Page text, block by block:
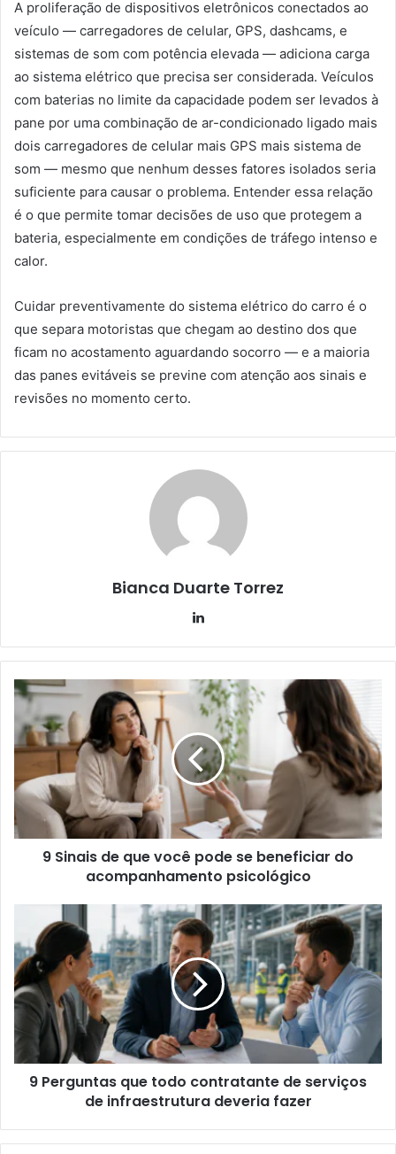
A proliferação de dispositivos eletrônicos conectados ao
veículo — carregadores de celular, GPS, dashcams, e
sistemas de som com potência elevada — adiciona carga
ao sistema elétrico que precisa ser considerada. Veículos
com baterias no limite da capacidade podem ser levados à
pane por uma combinação de ar-condicionado ligado mais
dois carregadores de celular mais GPS mais sistema de
som — mesmo que nenhum desses fatores isolados seria
suficiente para causar o problema. Entender essa relação
é o que permite tomar decisões de uso que protegem a
bateria, especialmente em condições de tráfego intenso e
calor.
Cuidar preventivamente do sistema elétrico do carro é o
que separa motoristas que chegam ao destino dos que
ficam no acostamento aguardando socorro — e a maioria
das panes evitáveis se previne com atenção aos sinais e
revisões no momento certo.
Bianca Duarte Torrez
9 Sinais de que você pode se beneficiar do
acompanhamento psicológico
9 Perguntas que todo contratante de serviços
de infraestrutura deveria fazer